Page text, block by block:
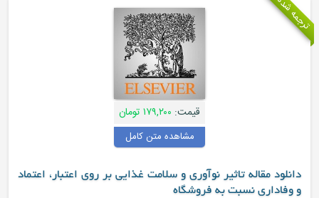
۱۷۹,۲۰۰ تومان
مشاهده متن کامل
مقاله تاثیر نوآوری و سلامت غذایی بر روی اعتبار، اعتماد
نسبت به فروشگاه